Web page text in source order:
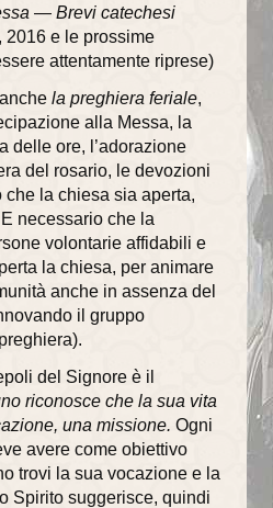
— Brevi catechesi
2016 e le prossime
attentamente riprese)
la preghiera feriale,
alla Messa, la
delle ore, l’adorazione
del rosario, le devozioni
la chiesa sia aperta,
necessario che la
volontarie affidabili e
la chiesa, per animare
anche in assenza del
il gruppo
del Signore è il
riconosce che la sua vita
una missione. Ogni
avere come obiettivo
trovi la sua vocazione e la
Spirito suggerisce, quindi